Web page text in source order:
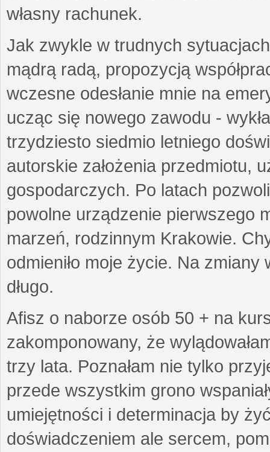
własny rachunek.
Jak zwykle w trudnych
mądrą radą, propozycją
wczesne odesłanie mnie na
ucząc się nowego zawodu -
trzydziesto siedmio letniego
autorskie założenia przedmiotu,
gospodarczych. Po latach
powolne urządzenie pierwszego
marzeń, rodzinnym Krakowie.
odmieniło moje życie. Na
długo.
Afisz o naborze osób 50 + na
zakomponowany, że
trzy lata. Poznałam nie tylko
przede wszystkim grono
umiejętności i determinacja by
doświadczeniem ale sercem,